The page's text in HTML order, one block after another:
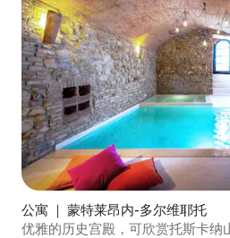
公寓 ｜ 蒙特莱昂内-多尔维耶托
优雅的历史宫殿，可欣赏托斯卡纳